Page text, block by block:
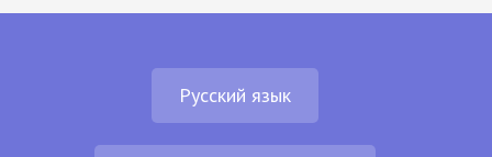
Русский язык